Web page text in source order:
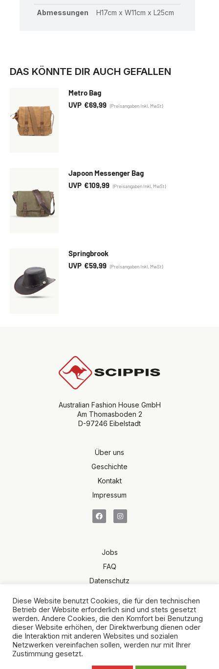
Abmessungen H17cm x W11cm x L25cm
DAS KÖNNTE DIR AUCH GEFALLEN
Metro Bag
€69,99
Japoon Messenger Bag
€109,99
Springbrook
€59,99
Australian Fashion House GmbH
Am Thomasboden 2
D-97246 Eibelstadt
Über uns
Geschichte
Kontakt
Impressum
Jobs
FAQ
Datenschutz
AGB
Diese Website benutzt Cookies, die für den technischen
Betrieb der Website erforderlich sind und stets gesetzt
werden. Andere Cookies, die den Komfort bei Benutzung
dieser Website erhöhen, der Direktwerbung dienen oder
die Interaktion mit anderen Websites und sozialen
Netzwerken vereinfachen sollen, werden nur mit Ihrer
Zustimmung gesetzt.